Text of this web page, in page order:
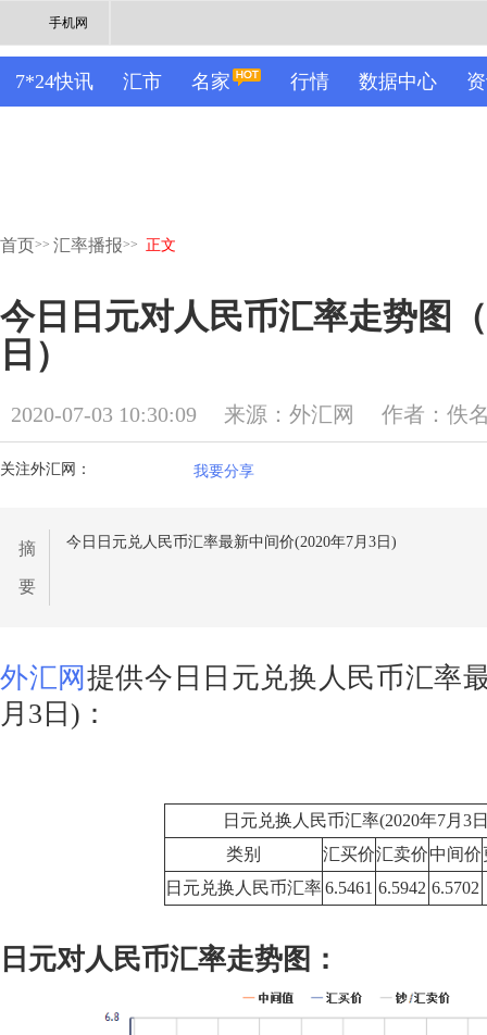
手机网
7*24快讯 汇市 名家 行情 数据中心
首页>> 汇率播报>> 正文
今日日元对人民币汇率走势图
日）
2020-07-03 10:30:09 来源：外汇网 作者：佚
关注外汇网： 我要分享
摘
要
今日日元兑人民币汇率最新中间价(2020年7月3日)
外汇网提供今日日元兑换人民币汇率
月3日)：
日元兑换人民币汇率(2020年7月3
类别
汇买价汇卖价中间价
日元兑换人民币汇率6.5461 6.5942 6.5702
日元对人民币汇率走势图：